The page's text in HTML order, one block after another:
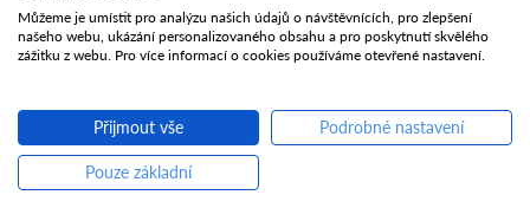
Můžeme je umístit pro analýzu našich údajů o návštěvnících, pro zlepšení
našeho webu, ukázání personalizovaného obsahu a pro poskytnutí skvělého
zážitku z webu. Pro více informací o cookies používáme otevřené nastavení.
Přijmout vše Podrobné nastavení
Pouze základní